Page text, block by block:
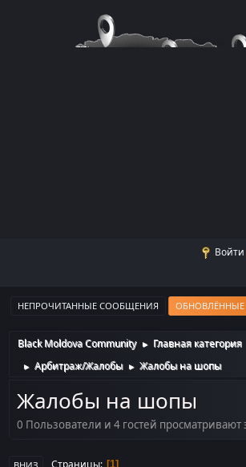
Войти
НЕПРОЧИТАННЫЕ СООБЩЕНИЯ
Black Moldova Community ► Главная категория
► Арбитраж/Жалобы ► Жалобы на шопы
Жалобы на шопы
0 Пользователи и 4 гостей просматривают
1